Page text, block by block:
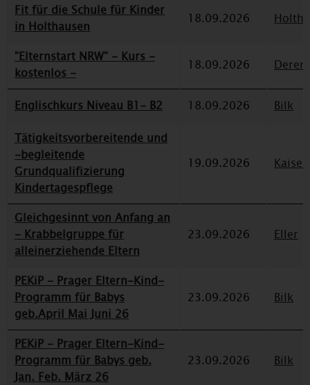
Fit für die Schule für Kinder
in Holthausen
18.09.2026
"Elternstart NRW" - Kurs -
kostenlos -
18.09.2026
Englischkurs Niveau B1- B2 18.09.2026
Bilk
Tätigkeitsvorbereitende und
-begleitende
Grundqualifizierung
Kindertagespflege
19.09.2026
Gleichgesinnt von Anfang an
- Krabbelgruppe für
alleinerziehende Eltern
23.09.2026 Eller
PEKiP - Prager Eltern-Kind-
Programm für Babys
geb.April Mai Juni 26
23.09.2026 Bilk
PEKiP - Prager Eltern-Kind-
Programm für Babys geb.
Jan. Feb. März 26
23.09.2026 Bilk